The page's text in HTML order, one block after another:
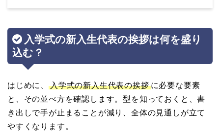
入学式の新入生代表の挨拶は何を盛り
込む？
はじめに、 入学式の新入生代表の挨拶に必要な要素
と、その並べ方を確認します。型を知っておくと、書
き出しで手が止まることが減り、全体の見通しが立て
やすくなります。